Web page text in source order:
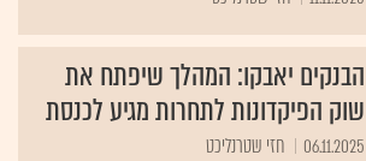
הבנקים יאבקו: המהלך שיפתח את
שוק הפיקדונות לתחרות מגיע לכנסת
06.11.2025 חזי שטרנליכט